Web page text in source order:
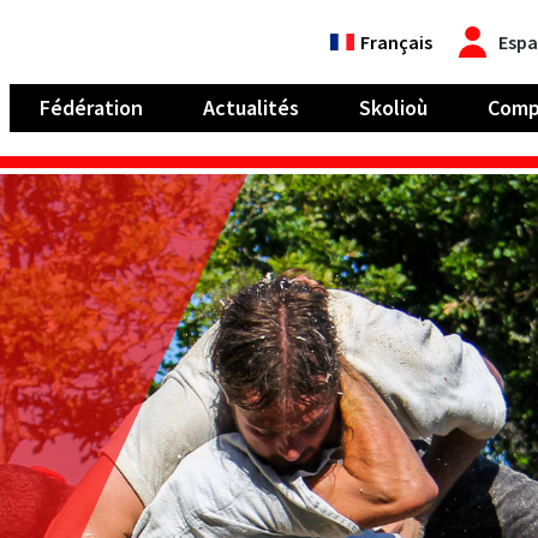
Français
Fédération Actualités Skolioù